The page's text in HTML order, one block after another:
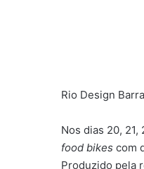
Rio Design
Nos dias 20,
food bikes com
Produzido pela